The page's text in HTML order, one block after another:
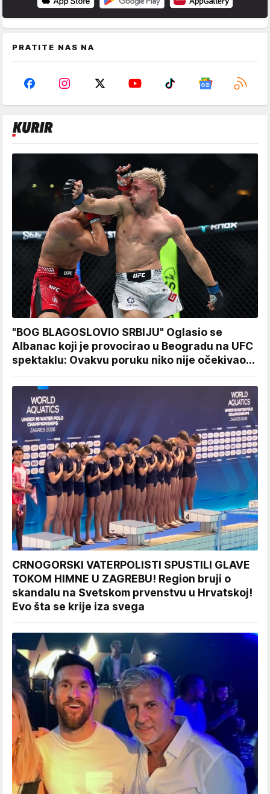
PRATITE NAS NA
"BOG BLAGOSLOVIO SRBIJU" Oglasio se
Albanac koji je provocirao u Beogradu na UFC
spektaklu: Ovakvu poruku niko nije očekivao...
CRNOGORSKI VATERPOLISTI SPUSTILI GLAVE
TOKOM HIMNE U ZAGREBU! Region bruji o
skandalu na Svetskom prvenstvu u Hrvatskoj!
Evo šta se krije iza svega